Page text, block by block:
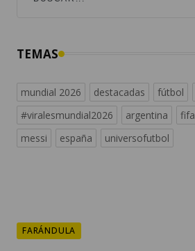
TEMAS
mundial 2026 destacadas fútbol
#viralesmundial2026
argentina fifa
messi
españa universofutbol
FARÁNDULA